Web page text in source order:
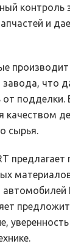
контроль
и
производит
что
от подделки.
качеством
сырья.